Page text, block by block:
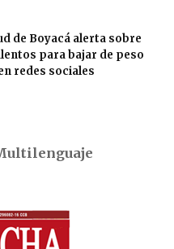
de Boyacá alerta sobre
para bajar de peso
redes sociales